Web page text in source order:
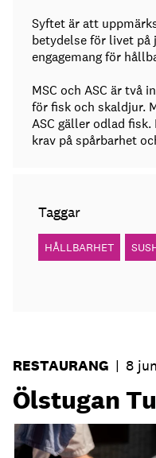
Syftet är att
betydelse för livet
engagemang för
MSC och ASC är två
för fisk och skaldjur.
ASC gäller odlad
krav på spårbarhet
Taggar
HÅLLBARHET
RESTAURANG | 8
Ölstugan